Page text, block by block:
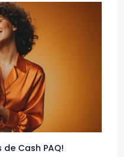
Cash PAQ!